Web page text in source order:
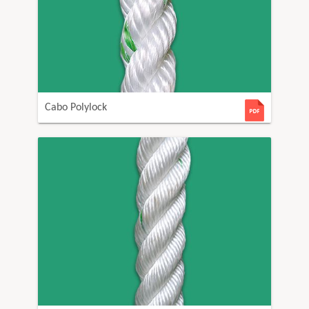
Cabo Polylock